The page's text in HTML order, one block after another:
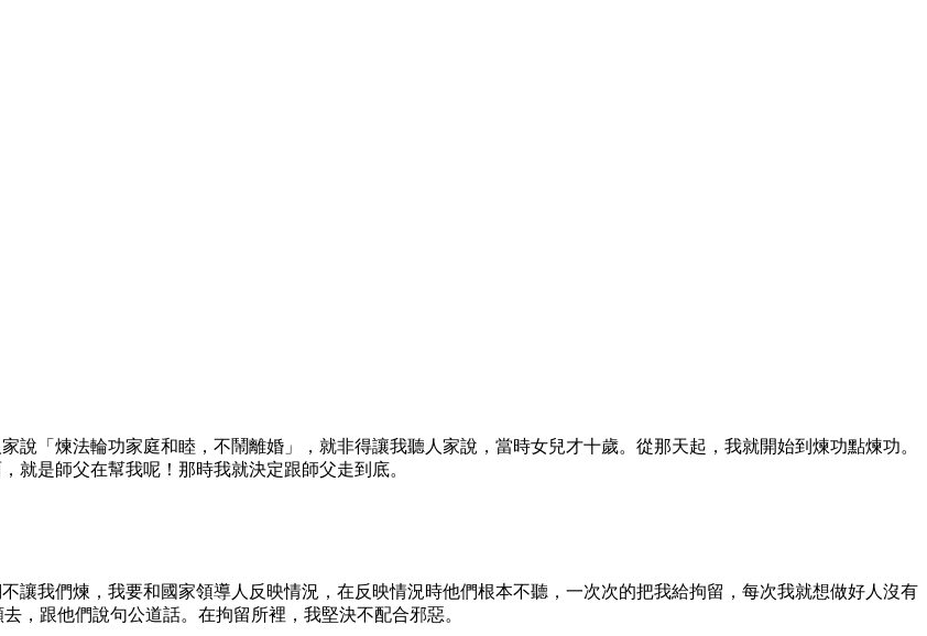
「煉法輪功家庭和睦，不鬧離婚」，就非得讓我聽人家說，當時女兒才十歲。從那天起，我就開始到煉功點煉功。
就是師父在幫我呢！那時我就決定跟師父走到底。
讓我們煉，我要和國家領導人反映情況，在反映情況時他們根本不聽，一次次的把我給拘留，每次我就想做好人沒有
，跟他們說句公道話。在拘留所裡，我堅決不配合邪惡。